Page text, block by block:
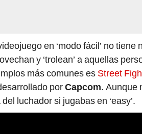
en ‘modo fácil’ no tiene
y ‘trolean’ a aquellas
más comunes es Street
porCapcom. Aunque
luchador si jugabas en ‘easy’.